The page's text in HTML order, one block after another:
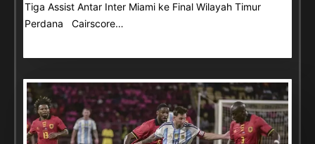
Tiga Assist Antar Inter Miami ke Final Wilayah Timur
Perdana Cairscore…